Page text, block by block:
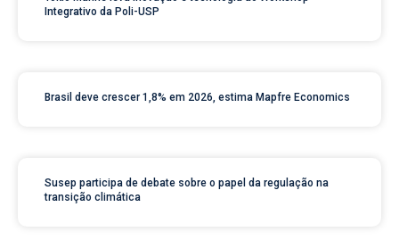
Integrativo da Poli-USP
Brasil deve crescer 1,8% em 2026, estima Mapfre Economics
Susep participa de debate sobre o papel da regulação na
transição climática